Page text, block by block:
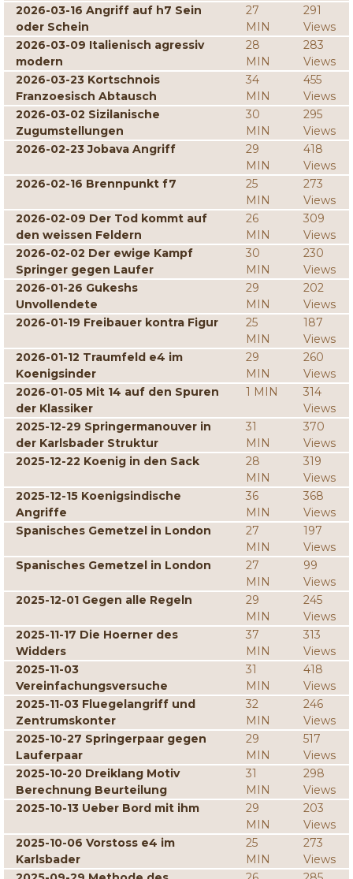
2026-03-16 Angriff auf h7 Sein
oder Schein
27
MIN
291
Views
2026-03-09 Italienisch agressiv
modern
28
MIN
283
Views
2026-03-23 Kortschnois
Franzoesisch Abtausch
34
MIN
455
Views
2026-03-02 Sizilanische
Zugumstellungen
30
MIN
295
Views
2026-02-23 Jobava Angriff
29
MIN
418
Views
2026-02-16 Brennpunkt f7
25
MIN
273
Views
2026-02-09 Der Tod kommt auf
den weissen Feldern
26
MIN
309
Views
2026-02-02 Der ewige Kampf
Springer gegen Laufer
30
MIN
230
Views
2026-01-26 Gukeshs
Unvollendete
29
MIN
202
Views
2026-01-19 Freibauer kontra Figur
25
MIN
187
Views
2026-01-12 Traumfeld e4 im
Koenigsinder
29
MIN
260
Views
2026-01-05 Mit 14 auf den Spuren
der Klassiker
1 MIN
314
Views
2025-12-29 Springermanouver in
der Karlsbader Struktur
31
MIN
370
Views
2025-12-22 Koenig in den Sack
28
MIN
319
Views
2025-12-15 Koenigsindische
Angriffe
36
MIN
368
Views
Spanisches Gemetzel in London
27
MIN
197
Views
Spanisches Gemetzel in London
27
MIN
99
Views
2025-12-01 Gegen alle Regeln
29
MIN
245
Views
2025-11-17 Die Hoerner des
Widders
37
MIN
313
Views
2025-11-03
Vereinfachungsversuche
31
MIN
418
Views
2025-11-03 Fluegelangriff und
Zentrumskonter
32
MIN
246
Views
2025-10-27 Springerpaar gegen
Lauferpaar
29
MIN
517
Views
2025-10-20 Dreiklang Motiv
Berechnung Beurteilung
31
MIN
298
Views
2025-10-13 Ueber Bord mit ihm
29
MIN
203
Views
2025-10-06 Vorstoss e4 im
Karlsbader
25
MIN
273
Views